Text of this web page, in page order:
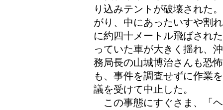
り込みテントが破壊された
がり、中にあったいすや割
に約四十メートル飛ばされ
っていた車が大きく揺れ、
務局長の山城博治さんも恐
も、事件を調査せずに作業
議を受けて中止した。
この事態にすぐさま、「